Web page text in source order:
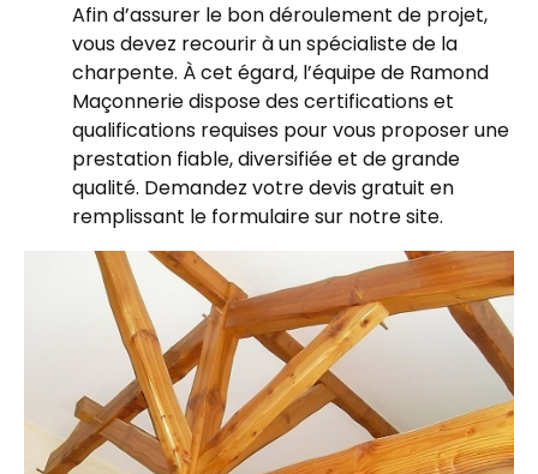
Afin d’assurer le bon déroulement de projet,
vous devez recourir à un spécialiste de la
charpente. À cet égard, l’équipe de Ramond
Maçonnerie dispose des certifications et
qualifications requises pour vous proposer une
prestation fiable, diversifiée et de grande
qualité. Demandez votre devis gratuit en
remplissant le formulaire sur notre site.